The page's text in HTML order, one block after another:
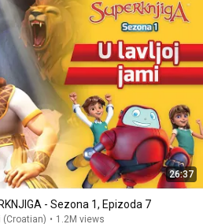
26:37
- Sezona 1, Epizoda 7
(Croatian) • 1.2M views